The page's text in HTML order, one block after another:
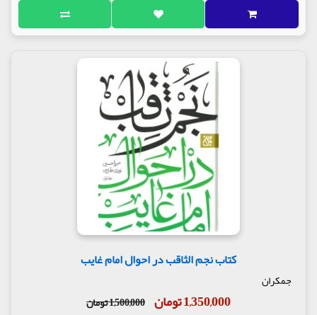
کتاب نجم الثاقب در احوال امام غایب
جمکران
1,350,000 تومان 1,500,000 تومان